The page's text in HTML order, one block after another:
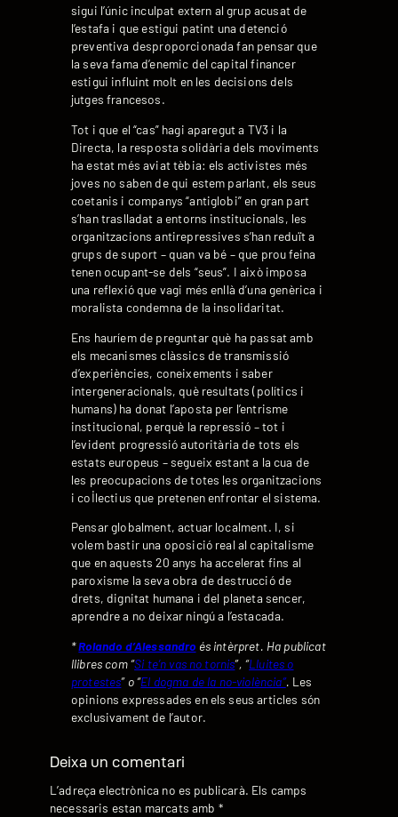
sigui l’únic inculpat extern al grup acusat de
l’estafa i que estigui patint una detenció
preventiva desproporcionada fan pensar que
la seva fama d’enemic del capital financer
estigui influint molt en les decisions dels
jutges francesos.
Tot i que el “cas” hagi aparegut a TV3 i la
Directa, la resposta solidària dels moviments
ha estat més aviat tèbia: els activistes més
joves no saben de qui estem parlant, els seus
coetanis i companys “antiglobi” en gran part
s’han traslladat a entorns institucionals, les
organitzacions antirepressives s’han reduït a
grups de suport – quan va bé – que prou feina
tenen ocupant-se dels “seus”. I això imposa
una reflexió que vagi més enllà d’una genèrica i
moralista condemna de la insolidaritat.
Ens hauríem de preguntar què ha passat amb
els mecanismes clàssics de transmissió
d’experiències, coneixements i saber
intergeneracionals, què resultats (polítics i
humans) ha donat l’aposta per l’entrisme
institucional, perquè la repressió – tot i
l’evident progressió autoritària de tots els
estats europeus – segueix estant a la cua de
les preocupacions de totes les organitzacions
i col·lectius que pretenen enfrontar el sistema.
Pensar globalment, actuar localment. I, si
volem bastir una oposició real al capitalisme
que en aquests 20 anys ha accelerat fins al
paroxisme la seva obra de destrucció de
drets, dignitat humana i del planeta sencer,
aprendre a no deixar ningú a l’estacada.
*Rolando d’Alessandro és intèrpret. Ha publicat
llibres com “Si te’n vas no tornis”, “Lluites o
protestes” o “El dogma de la no-violència”. Les
opinions expressades en els seus articles són
exclusivament de l’autor.
Deixa un comentari
L’adreça electrònica no es publicarà. Els camps
necessaris estan marcats amb *